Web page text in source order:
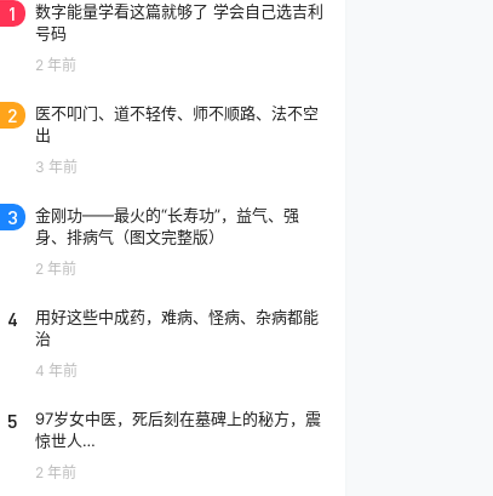
1
数字能量学看这篇就够了 学会自己选吉利
号码
2 年前
2
医不叩门、道不轻传、师不顺路、法不空
出
3 年前
3
金刚功——最火的“长寿功”，益气、强
身、排病气（图文完整版）
2 年前
4
用好这些中成药，难病、怪病、杂病都能
治
4 年前
5
97岁女中医，死后刻在墓碑上的秘方，震
惊世人…
2 年前